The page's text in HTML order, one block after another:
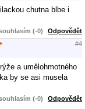
chutna blbe i
(-0) Odpovědět
#4
a umělohmotného
by se asi musela
(-0) Odpovědět